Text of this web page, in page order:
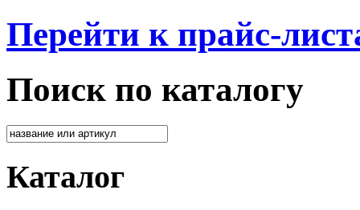
Перейти к прайс-
Поиск по каталогу
Каталог